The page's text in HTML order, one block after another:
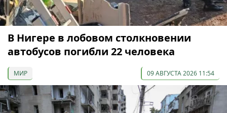
В Нигере в лобовом столкновении
автобусов погибли 22 человека
МИР 09 АВГУСТА 2026 11:54